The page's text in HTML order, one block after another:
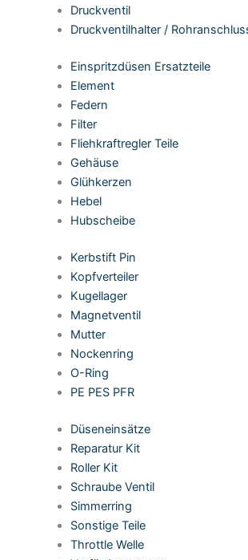
Druckventil
Druckventilhalter /
Einspritzdüsen Ersatzteile
Element
Federn
Filter
Fliehkraftregler Teile
Gehäuse
Glühkerzen
Hebel
Hubscheibe
Kerbstift Pin
Kopfverteiler
Kugellager
Magnetventil
Mutter
Nockenring
O-Ring
PE PES PFR
Düseneinsätze
Reparatur Kit
Roller Kit
Schraube Ventil
Simmerring
Sonstige Teile
Throttle Welle